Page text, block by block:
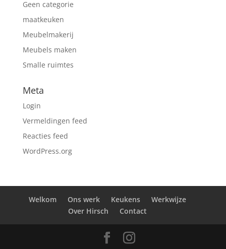
Geen categorie
maatkeuken
Meubelmakerij
Meubels maken
Smalle ruimtes
Meta
Login
Vermeldingen feed
Reacties feed
WordPress.org
Welkom Ons werk Keukens
Werkwijze
Over Hirsch
Contact